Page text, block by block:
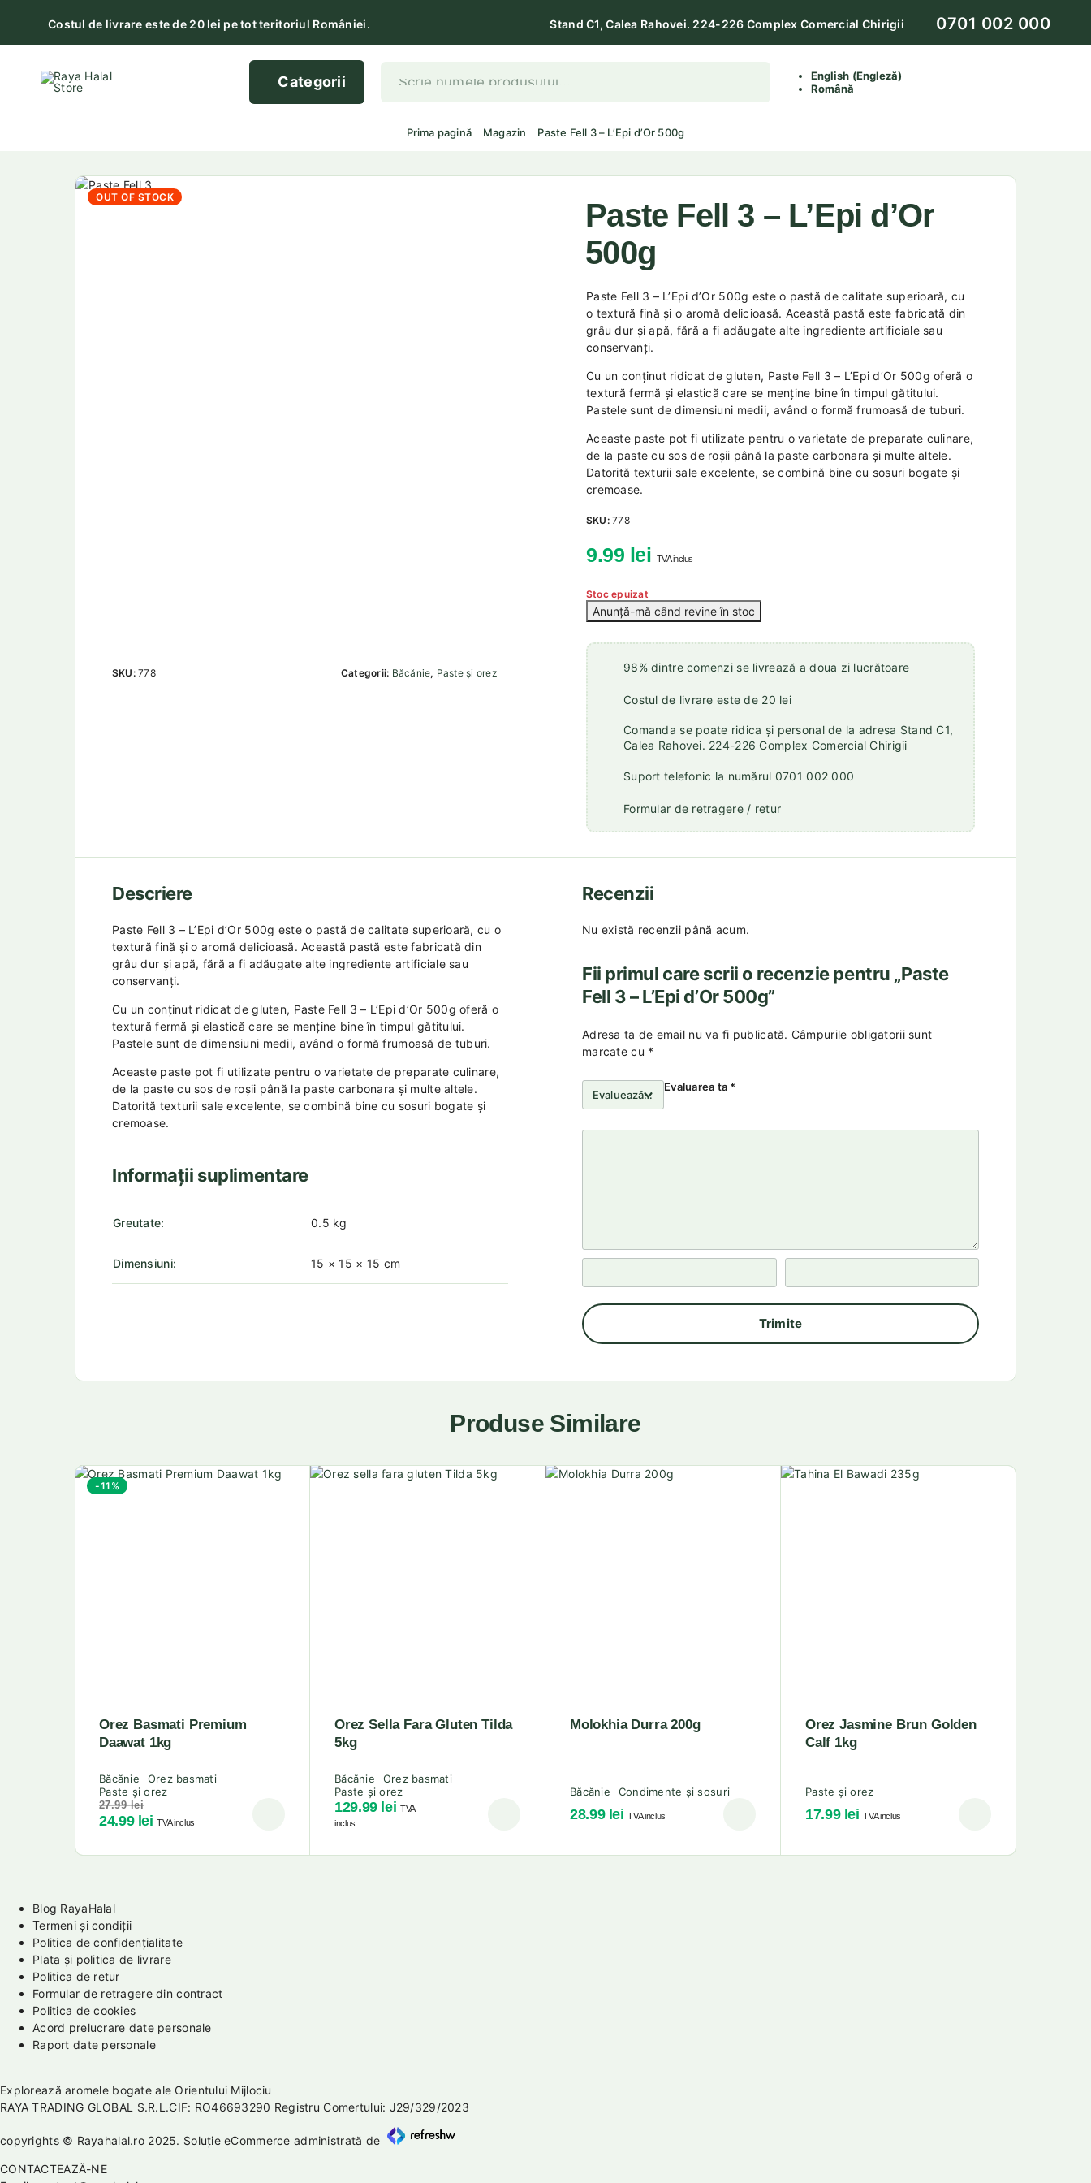
Costul de livrare este de 20 lei pe tot teritoriul României. Stand C1, Calea Rahovei. 224-226 Complex Comercial Chirigii 0701 002 000
Categorii English (Engleză)
Română
Prima pagină Magazin Paste Fell 3 – L’Epi d’Or 500g
OUT OF STOCK
SKU:778 Categorii: Băcănie, Paste și orez
Paste Fell 3 – L’Epi d’Or
500g
Paste Fell 3 – L’Epi d’Or 500g este o pastă de calitate superioară, cu
o textură fină și o aromă delicioasă. Această pastă este fabricată din
grâu dur și apă, fără a fi adăugate alte ingrediente artificiale sau
conservanți.
Cu un conținut ridicat de gluten, Paste Fell 3 – L’Epi d’Or 500g oferă o
textură fermă și elastică care se menține bine în timpul gătitului.
Pastele sunt de dimensiuni medii, având o formă frumoasă de tuburi.
Aceaste paste pot fi utilizate pentru o varietate de preparate culinare,
de la paste cu sos de roșii până la paste carbonara și multe altele.
Datorită texturii sale excelente, se combină bine cu sosuri bogate și
cremoase.
SKU:778
9.99 lei TVA inclus
Stoc epuizat
98% dintre comenzi se livrează a doua zi lucrătoare
Costul de livrare este de 20 lei
Comanda se poate ridica și personal de la adresa Stand C1,
Calea Rahovei. 224-226 Complex Comercial Chirigii
Suport telefonic la numărul 0701 002 000
Formular de retragere / retur
Descriere
Paste Fell 3 – L’Epi d’Or 500g este o pastă de calitate superioară, cu o
textură fină și o aromă delicioasă. Această pastă este fabricată din
grâu dur și apă, fără a fi adăugate alte ingrediente artificiale sau
conservanți.
Cu un conținut ridicat de gluten, Paste Fell 3 – L’Epi d’Or 500g oferă o
textură fermă și elastică care se menține bine în timpul gătitului.
Pastele sunt de dimensiuni medii, având o formă frumoasă de tuburi.
Aceaste paste pot fi utilizate pentru o varietate de preparate culinare,
de la paste cu sos de roșii până la paste carbonara și multe altele.
Datorită texturii sale excelente, se combină bine cu sosuri bogate și
cremoase.
Informații suplimentare
Greutate 0.5 kg
Dimensiuni 15 × 15 × 15 cm
Recenzii
Nu există recenzii până acum.
Fii primul care scrii o recenzie pentru „Paste
Fell 3 – L’Epi d’Or 500g”
Adresa ta de email nu va fi publicată. Câmpurile obligatorii sunt
marcate cu *
Evaluarea ta *
Produse Similare
-11%
Orez Basmati Premium
Daawat 1kg
Băcănie
Orez basmati
Paste și orez
27.99lei
24.99 lei TVA inclus
Orez Sella Fara Gluten Tilda
5kg
Băcănie
Orez basmati
Paste și orez
129.99 lei TVA
inclus
Molokhia Durra 200g
Băcănie Condimente și sosuri
28.99 lei TVA inclus
Orez Jasmine Brun Golden
Calf 1kg
Paste și orez
17.99 lei TVA inclus
Blog RayaHalal
Termeni și condiții
Politica de confidențialitate
Plata și politica de livrare
Politica de retur
Formular de retragere din contract
Politica de cookies
Acord prelucrare date personale
Raport date personale
Explorează aromele bogate ale Orientului Mijlociu
RAYA TRADING GLOBAL S.R.L.CIF: RO46693290 Registru Comertului: J29/329/2023
copyrights © Rayahalal.ro 2025. Soluție eCommerce administrată de
CONTACTEAZĂ-NE